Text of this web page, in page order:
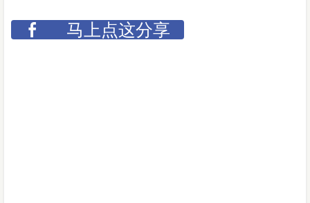
马上点这分享